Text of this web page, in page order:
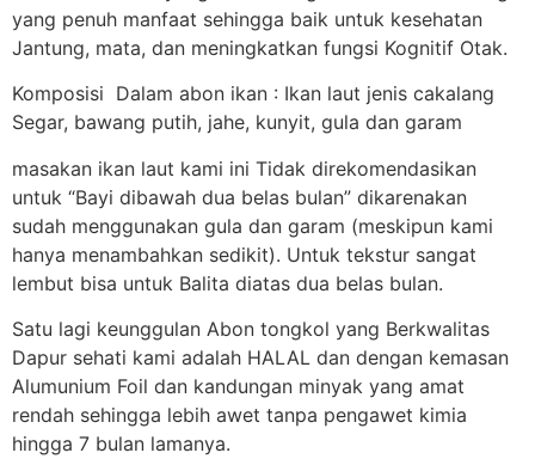
yang penuh manfaat sehingga baik untuk kesehatan
Jantung, mata, dan meningkatkan fungsi Kognitif Otak.
Komposisi Dalam abon ikan : Ikan laut jenis cakalang
Segar, bawang putih, jahe, kunyit, gula dan garam
masakan ikan laut kami ini Tidak direkomendasikan
untuk “Bayi dibawah dua belas bulan” dikarenakan
sudah menggunakan gula dan garam (meskipun kami
hanya menambahkan sedikit). Untuk tekstur sangat
lembut bisa untuk Balita diatas dua belas bulan.
Satu lagi keunggulan Abon tongkol yang Berkwalitas
Dapur sehati kami adalah HALAL dan dengan kemasan
Alumunium Foil dan kandungan minyak yang amat
rendah sehingga lebih awet tanpa pengawet kimia
hingga 7 bulan lamanya.